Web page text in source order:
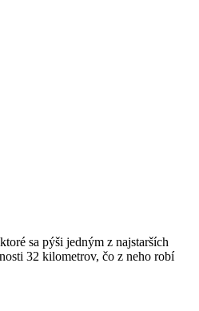
sa pýši jedným z najstarších
32 kilometrov, čo z neho robí